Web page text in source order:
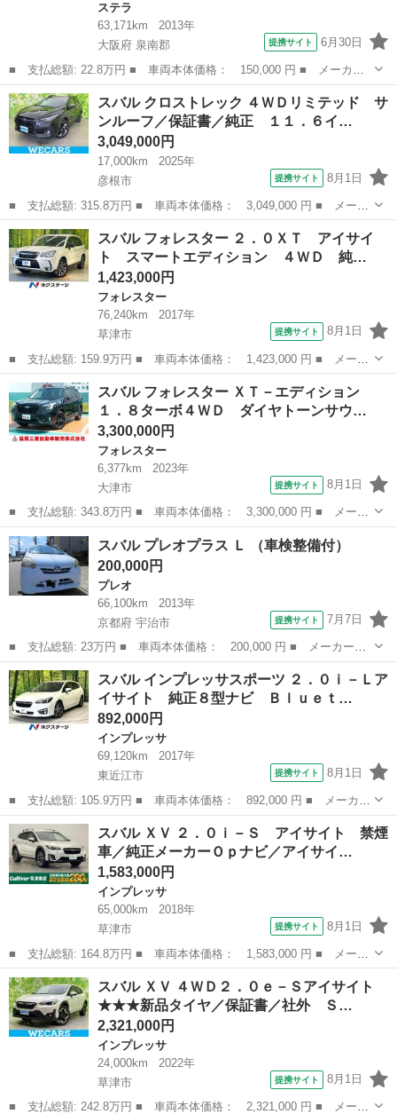
ステラ
63,171km
2013年
大阪府 泉南郡
提携サイト 6月30日
■ 支払総額: 22.8万円 ■ 車両本体価格： 150,000 円 ■ メーカー
名： スバル ■ 車種名： ステラ ■ グレード名： Ｌ スマート
アシスト ■ 排気量： 660cc ■ ドア枚数： 5D ■ ミッション：...
大阪 泉南郡 ステラ
スバル クロストレック ４ＷＤリミテッド サ
ンルーフ／保証書／純正 １１．６イ…
3,049,000円
17,000km
2025年
彦根市
提携サイト 8月1日
■ 支払総額: 315.8万円 ■ 車両本体価格： 3,049,000 円 ■ メーカ
ー名： スバル ■ 車種名： クロストレック ■ グレード名： ４
ＷＤリミテッド サンルーフ／保証書／純正 １１．６インチ メモ
リーナビ...
滋賀 彦根市
スバル フォレスター ２．０ＸＴ アイサイ
ト スマートエディション ４ＷＤ 純…
1,423,000円
フォレスター
76,240km
2017年
草津市
提携サイト 8月1日
■ 支払総額: 159.9万円 ■ 車両本体価格： 1,423,000 円 ■ メーカ
ー名： スバル ■ 車種名： フォレスター ■ グレード名： ２．
０ＸＴ アイサイト スマートエディション ４ＷＤ 純正ＳＤナ
ビ バック...
滋賀 草津市
スバル フォレスター ＸＴ－エディション
１．８ターボ４ＷＤ ダイヤトーンサウ…
3,300,000円
フォレスター
6,377km
2023年
大津市
提携サイト 8月1日
■ 支払総額: 343.8万円 ■ 車両本体価格： 3,300,000 円 ■ メーカ
ー名： スバル ■ 車種名： フォレスター ■ グレード名： ＸＴ
－エディション １．８ターボ４ＷＤ ダイヤトーンサウンドナビ
バックカ...
滋賀 大津市 フォレスター
スバル プレオプラス Ｌ （車検整備付）
200,000円
プレオ
66,100km
2013年
京都府 宇治市
提携サイト 7月7日
■ 支払総額: 23万円 ■ 車両本体価格： 200,000 円 ■ メーカー
名： スバル ■ 車種名： プレオプラス ■ グレード名： Ｌ ■
排気量： 660cc ■ ドア枚数： 5D ■ ミッション： インパネAT ...
京都 宇治市
スバル インプレッサスポーツ ２．０ｉ－Ｌア
イサイト 純正８型ナビ Ｂｌｕｅｔ…
892,000円
インプレッサ
69,120km
2017年
東近江市
提携サイト 8月1日
■ 支払総額: 105.9万円 ■ 車両本体価格： 892,000 円 ■ メーカー
名： スバル ■ 車種名： インプレッサスポーツ ■ グレード
名： ２．０ｉ－Ｌアイサイト 純正８型ナビ Ｂｌｕｅｔｏｏｔ
ｈ バックカメラ...
滋賀 東近江市
スバル ＸＶ ２．０ｉ－Ｓ アイサイト 禁煙
車／純正メーカーＯｐナビ／アイサイ…
1,583,000円
インプレッサ
65,000km
2018年
草津市
提携サイト 8月1日
■ 支払総額: 164.8万円 ■ 車両本体価格： 1,583,000 円 ■ メーカ
ー名： スバル ■ 車種名： ＸＶ ■ グレード名： ２．０ｉ－
Ｓ アイサイト 禁煙車／純正メーカーＯｐナビ／アイサイト／クル
ーズコント...
滋賀 草津市
スバル ＸＶ ４ＷＤ２．０ｅ－Ｓアイサイト
★★★新品タイヤ／保証書／社外 Ｓ…
2,321,000円
インプレッサ
24,000km
2022年
草津市
提携サイト 8月1日
■ 支払総額: 242.8万円 ■ 車両本体価格： 2,321,000 円 ■ メーカ